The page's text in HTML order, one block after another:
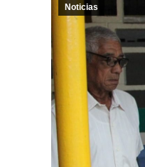
Noticias